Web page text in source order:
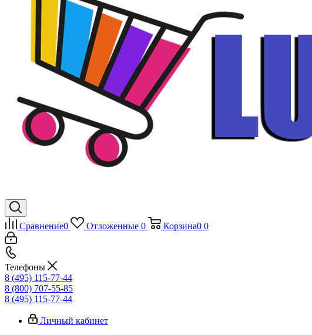
Сравнение0 Отложенные 0 Корзина0 0
Телефоны
8 (495) 115-77-44
8 (800) 707-55-85
8 (495) 115-77-44
Личный кабинет